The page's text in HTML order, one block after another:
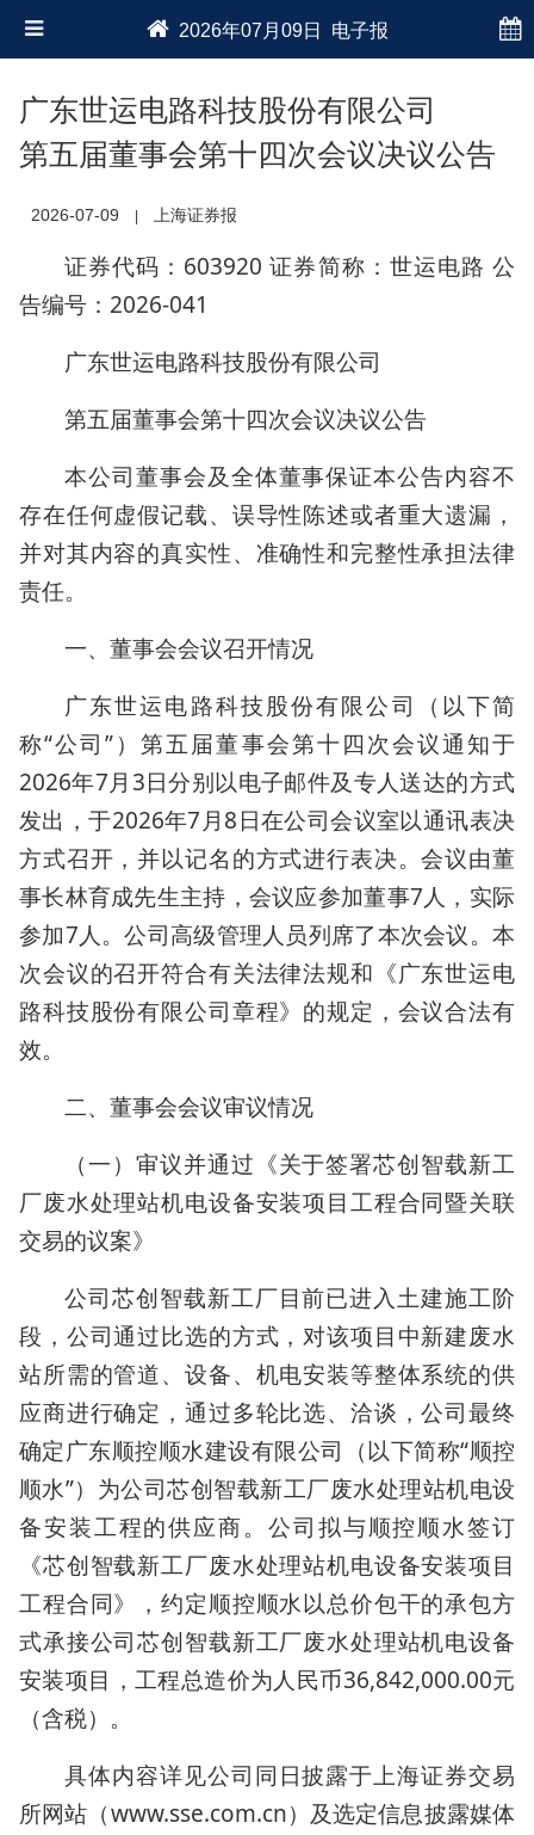
2026年07月09日 电子报
广东世运电路科技股份有限公司
第五届董事会第十四次会议决议公告
2026-07-09 上海证券报
证券代码：603920 证券简称：世运电路 公
告编号：2026-041
广东世运电路科技股份有限公司
第五届董事会第十四次会议决议公告
本公司董事会及全体董事保证本公告内容不
存在任何虚假记载、误导性陈述或者重大遗漏，
并对其内容的真实性、准确性和完整性承担法律
责任。
一、董事会会议召开情况
广东世运电路科技股份有限公司（以下简
称“公司”）第五届董事会第十四次会议通知于
2026年7月3日分别以电子邮件及专人送达的方式
发出，于2026年7月8日在公司会议室以通讯表决
方式召开，并以记名的方式进行表决。会议由董
事长林育成先生主持，会议应参加董事7人，实际
参加7人。公司高级管理人员列席了本次会议。本
次会议的召开符合有关法律法规和《广东世运电
路科技股份有限公司章程》的规定，会议合法有
效。
二、董事会会议审议情况
（一）审议并通过《关于签署芯创智载新工
厂废水处理站机电设备安装项目工程合同暨关联
交易的议案》
公司芯创智载新工厂目前已进入土建施工阶
段，公司通过比选的方式，对该项目中新建废水
站所需的管道、设备、机电安装等整体系统的供
应商进行确定，通过多轮比选、洽谈，公司最终
确定广东顺控顺水建设有限公司（以下简称“顺控
顺水”）为公司芯创智载新工厂废水处理站机电设
备安装工程的供应商。公司拟与顺控顺水签订
《芯创智载新工厂废水处理站机电设备安装项目
工程合同》，约定顺控顺水以总价包干的承包方
式承接公司芯创智载新工厂废水处理站机电设备
安装项目，工程总造价为人民币36,842,000.00元
（含税）。
具体内容详见公司同日披露于上海证券交易
所网站（www.sse.com.cn）及选定信息披露媒体